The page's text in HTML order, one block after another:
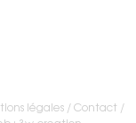
légales Contact /